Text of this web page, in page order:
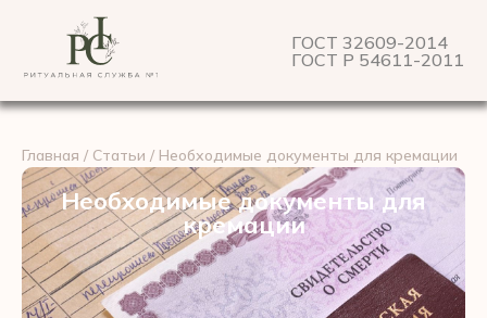
ГОСТ 32609-2014
ГОСТ Р 54611-2011
Главная / Статьи / Необходимые документы для кремации
Необходимые документы для
кремации